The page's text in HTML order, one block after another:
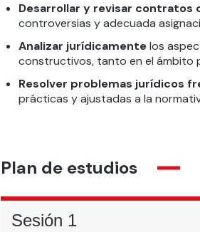
Desarrollar y revisar contratos
controversias y adecuada
Analizar jurídicamentelos
constructivos, tanto en el ámbito
Resolver problemas jurídicos
prácticas y ajustadas a la
Plan de estudios
Sesión 1